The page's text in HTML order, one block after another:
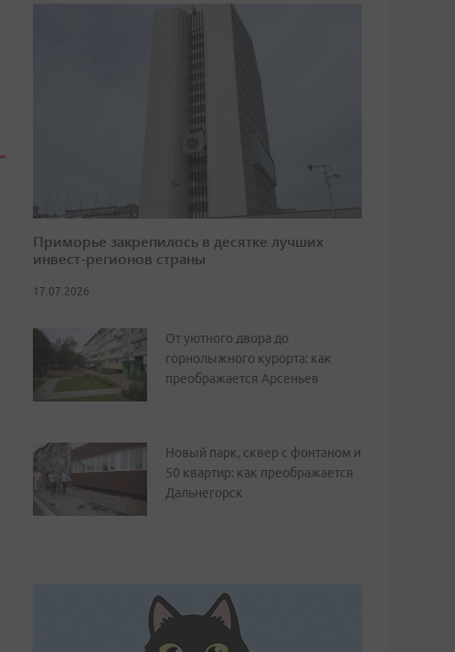
Приморье закрепилось в десятке лучших
инвест-регионов страны
17.07.2026
От уютного двора до
горнолыжного курорта: как
преображается Арсеньев
Новый парк, сквер с фонтаном и
50 квартир: как преображается
Дальнегорск